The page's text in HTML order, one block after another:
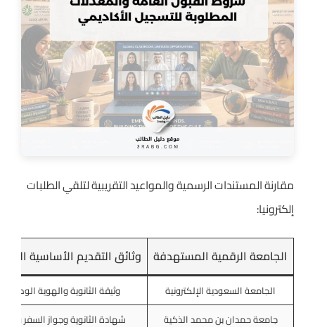
مقارنة المستندات الرسمية والمواعيد التقريبية لتلقي الطلبات
إلكترونيا:
الجامعة الرقمية المستهدفة وثائق التقديم الأساسية
الجامعة السعودية الإلكترونية
وثيقة الثانوية والهوية
جامعة حمدان بن محمد الذكية
شهادة الثانوية وجواز السفر